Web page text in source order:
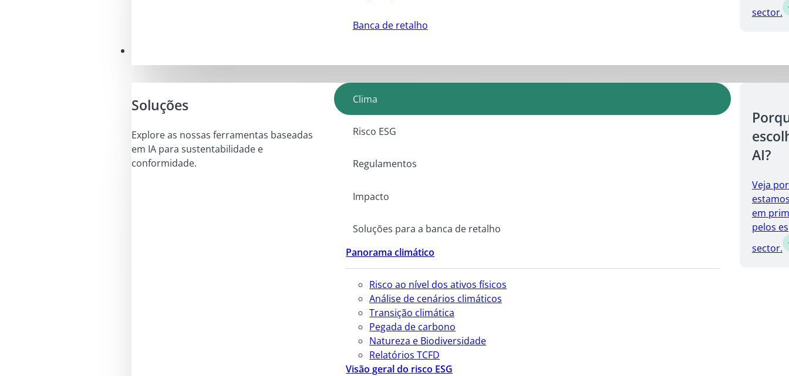
Banca de retalho
sector.
Soluções
Explore as nossas ferramentas baseadas
em IA para sustentabilidade e
conformidade.
Clima
Risco ESG
Regulamentos
Impacto
Soluções para a banca de retalho
Panorama climático
Risco ao nível dos ativos físicos
Análise de cenários climáticos
Transição climática
Pegada de carbono
Natureza e Biodiversidade
Relatórios TCFD
Visão geral do risco ESG
AI?
Veja
em
pelos
sector.